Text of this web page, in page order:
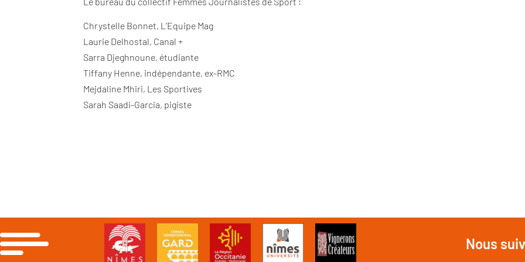
Chrystelle Bonnet, L’Equipe Mag
Laurie Delhostal, Canal +
Sarra Djeghnoune, étudiante
Tiffany Henne, indépendante, ex-RMC
Mejdaline Mhiri, Les Sportives
Sarah Saadi-Garcia, pigiste
Nous